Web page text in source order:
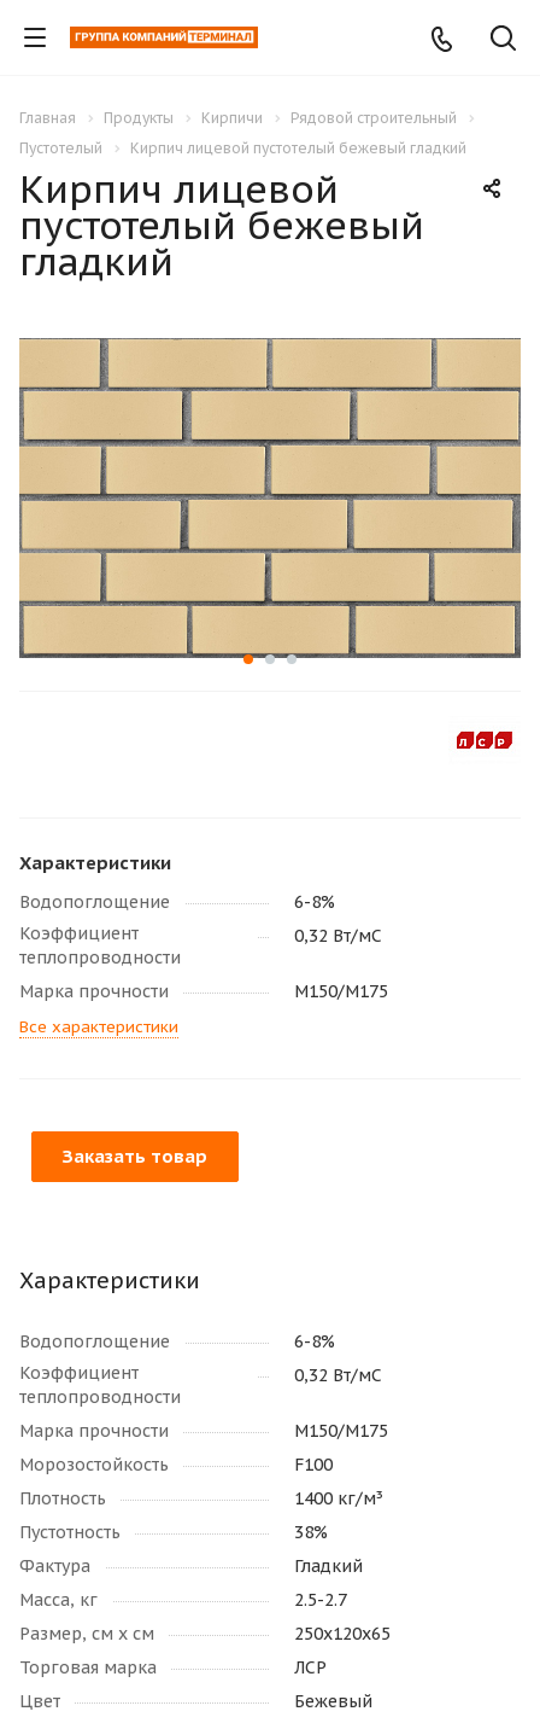
Главная Продукты Кирпичи
Рядовой строительный
Пустотелый
Кирпич лицевой пустотелый бежевый гладкий
Кирпич лицевой
пустотелый бежевый
гладкий
Характеристики
Водопоглощение
6-8%
Коэффициент
теплопроводности
0,32 Вт/мС
Марка прочности М150/M175
Все характеристики
Заказать товар
Характеристики
Водопоглощение
6-8%
Коэффициент
теплопроводности
0,32 Вт/мС
Марка прочности
М150/M175
Морозостойкость
F100
Плотность
1400 кг/м³
Пустотность
38%
Фактура
Гладкий
Масса, кг
2.5-2.7
Размер, см х см
250x120х65
Торговая марка
ЛСР
Цвет
Бежевый